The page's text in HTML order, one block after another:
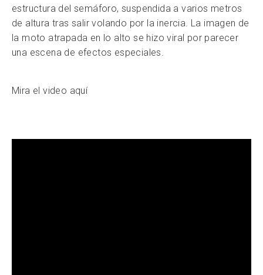
estructura del semáforo, suspendida a varios metros
de altura tras salir volando por la inercia. La imagen de
la moto atrapada en lo alto se hizo viral por parecer
una escena de efectos especiales.
Mira el video aquí